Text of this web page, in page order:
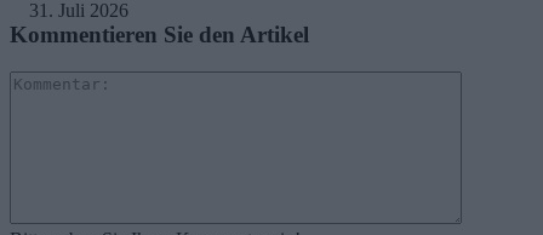
31. Juli 2026
Kommentieren Sie den Artikel